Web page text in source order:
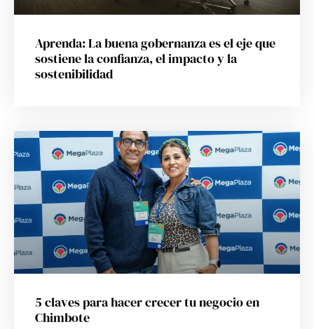
Aprenda: La buena gobernanza es el eje que
sostiene la confianza, el impacto y la
sostenibilidad
5 claves para hacer crecer tu negocio en
Chimbote